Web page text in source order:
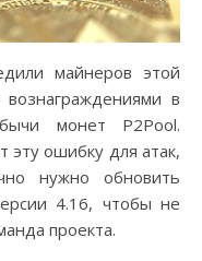
майнеров этой
в
монет P2Pool.
ошибку для атак,
нужно обновить
4.16, чтобы не
проекта.